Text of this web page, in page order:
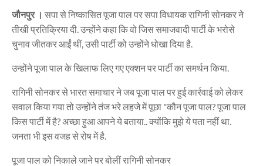
जौनपुर । सपा से निष्कासित पूजा पाल पर सपा विधायक रागिनी सोनकर ने
तीखी प्रतिक्रिया दी. उन्होंने कहा कि वो जिस समाजवादी पार्टी के भरोसे
चुनाव जीतकर आईं थीं, उसी पार्टी को उन्होंने धोखा दिया है.
उन्होंने पूजा पाल के खिलाफ लिए गए एक्शन पर पार्टी का समर्थन किया.
रागिनी सोनकर से भारत समाचार ने जब पूजा पाल पर हुई कार्रवाई को लेकर
सवाल किया गया तो उन्होंने तंज भरे लहजे में पूछा "कौन पूजा पाल? पूजा पाल
किस पार्टी में है? अच्छा हुआ आपने ये बताया.. क्योंकि मुझे ये पता नहीं था.
जनता भी इस वजह से रोष में है.
पूजा पाल को निकाले जाने पर बोलीं रागिनी सोनकर